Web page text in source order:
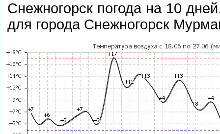
Снежногорск погода на 10
для города Снежногорск